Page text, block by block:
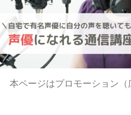
本ページはプロモーション（